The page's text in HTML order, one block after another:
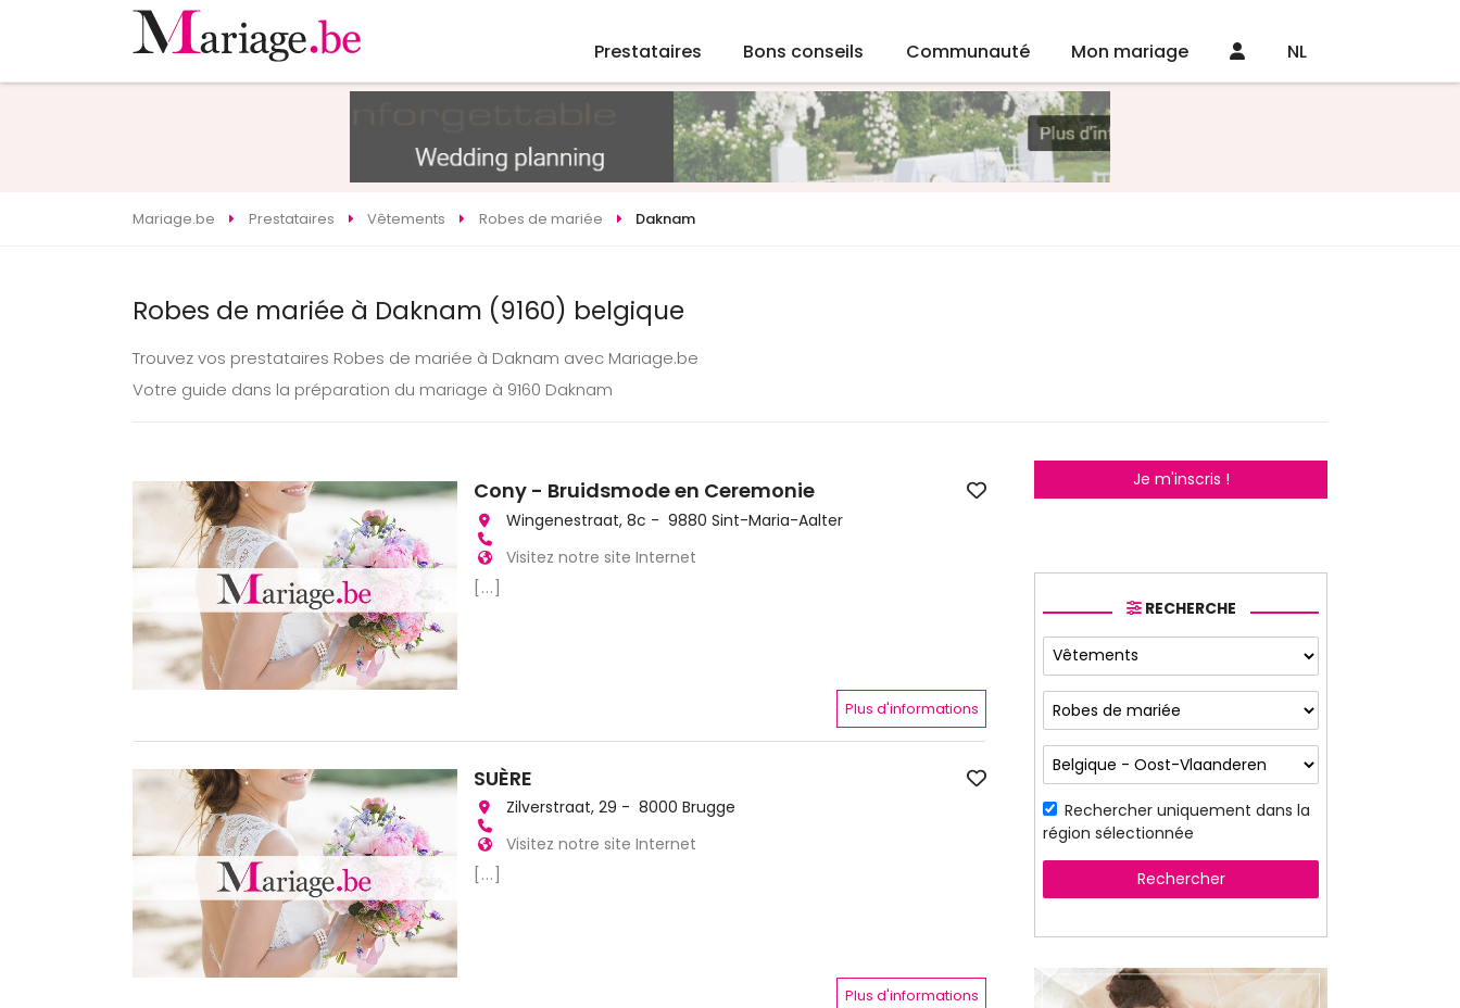
Prestataires Bons conseils Communauté Mon mariage NL
Mariage.be Prestataires Vêtements Robes de mariée Daknam
Robes de mariée à Daknam (9160) belgique
Trouvez vos prestataires Robes de mariée à Daknam avec Mariage.be
Votre guide dans la préparation du mariage à 9160 Daknam
Cony - Bruidsmode en Ceremonie
Wingenestraat, 8c - 9880 Sint-Maria-Aalter
Visitez notre site Internet
[...]
Plus d'informations
SUÈRE
Zilverstraat, 29 - 8000 Brugge
Visitez notre site Internet
[...]
Plus d'informations
Je m'inscris !
RECHERCHE
Rechercher uniquement dans la
région sélectionnée
Rechercher